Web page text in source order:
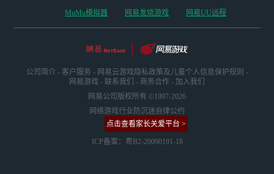
MuMu模拟器 网易发烧游戏 网易UU远程
公司简介 - 客户服务 - 网易云游戏隐私政策及儿童个人信息保护规则 -
网易游戏 - 联系我们 - 商务合作 - 加入我们
网易公司版权所有 ©1997-2026
网络游戏行业防沉迷自律公约
点击查看家长关爱平台 >
ICP备案：粤B2-20090191-18